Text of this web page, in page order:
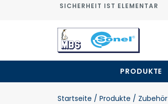
SICHERHEIT IST ELEMENTAR
PRODUKTE
Startseite / Produkte / Zubehör